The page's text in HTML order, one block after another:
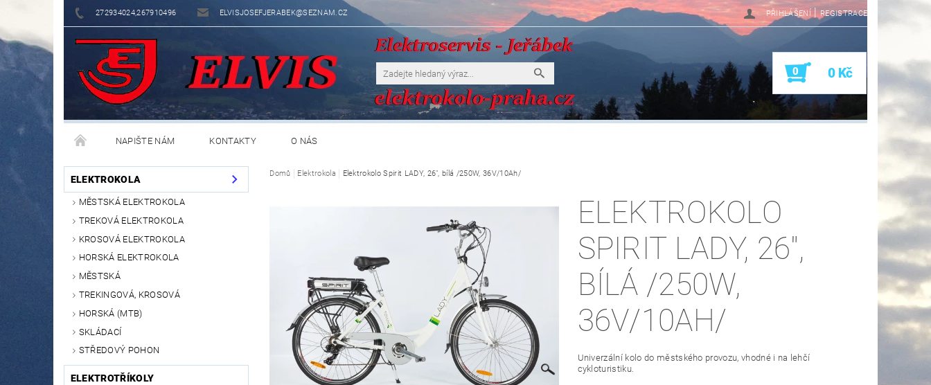
272934024,267910496 ELVISJOSEFJERABEK@SEZNAM.CZ PŘIHLÁŠENÍ | REGISTRACE
0 0 Kč
NAPIŠTE NÁM KONTAKTY O NÁS
ELEKTROKOLA
MĚSTSKÁ ELEKTROKOLA
TREKOVÁ ELEKTROKOLA
KROSOVÁ ELEKTROKOLA
HORSKÁ ELEKTROKOLA
MĚSTSKÁ
TREKINGOVÁ, KROSOVÁ
HORSKÁ (MTB)
SKLÁDACÍ
STŘEDOVÝ POHON
ELEKTROTŘÍKOLY
Domů Elektrokola Elektrokolo Spirit LADY, 26", bílá /250W, 36V/10Ah/
ELEKTROKOLO
SPIRIT LADY, 26",
BÍLÁ /250W,
36V/10AH/
Univerzální kolo do městského provozu, vhodné i na lehčí
cykloturistiku.